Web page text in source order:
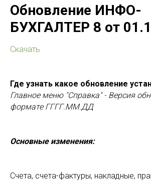
Обновление ИНФО-
БУХГАЛТЕР 8 от
Скачать
Где узнать какое обновление
Главное меню "Справка" - Версия
формате ГГГГ.ММ.ДД
Основные изменения:
Счета, счета-фактуры, накладные,